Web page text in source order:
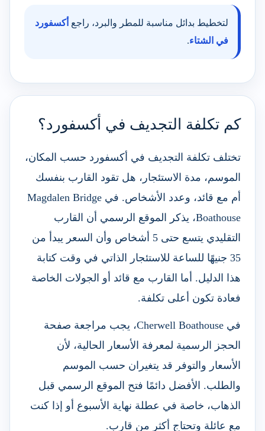
لتخطيط بدائل مناسبة للمطر والبرد، راجع أكسفورد
في الشتاء.
كم تكلفة التجديف في أكسفورد؟
تختلف تكلفة التجديف في أكسفورد حسب المكان،
الموسم، مدة الاستئجار، هل تقود القارب بنفسك
أم مع قائد، وعدد الأشخاص. في Magdalen Bridge
Boathouse، يذكر الموقع الرسمي أن القارب
التقليدي يتسع حتى 5 أشخاص وأن السعر يبدأ من
35 جنيهًا للساعة للاستئجار الذاتي في وقت كتابة
هذا الدليل. أما القارب مع قائد أو الجولات الخاصة
فعادة تكون أعلى تكلفة.
في Cherwell Boathouse، يجب مراجعة صفحة
الحجز الرسمية لمعرفة الأسعار الحالية، لأن
الأسعار والتوفر قد يتغيران حسب الموسم
والطلب. الأفضل دائمًا فتح الموقع الرسمي قبل
الذهاب، خاصة في عطلة نهاية الأسبوع أو إذا كنت
مع عائلة وتحتاج أكثر من قارب.